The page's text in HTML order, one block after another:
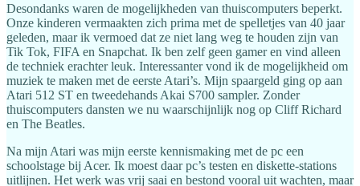
Desondanks waren de mogelijkheden van thuiscomputers beperkt.
Onze kinderen vermaakten zich prima met de spelletjes van 40 jaar
geleden, maar ik vermoed dat ze niet lang weg te houden zijn van
Tik Tok, FIFA en Snapchat. Ik ben zelf geen gamer en vind alleen
de techniek erachter leuk. Interessanter vond ik de mogelijkheid om
muziek te maken met de eerste Atari’s. Mijn spaargeld ging op aan
Atari 512 ST en tweedehands Akai S700 sampler. Zonder
thuiscomputers dansten we nu waarschijnlijk nog op Cliff Richard
en The Beatles.
Na mijn Atari was mijn eerste kennismaking met de pc een
schoolstage bij Acer. Ik moest daar pc’s testen en diskette-stations
uitlijnen. Het werk was vrij saai en bestond vooral uit wachten, maar